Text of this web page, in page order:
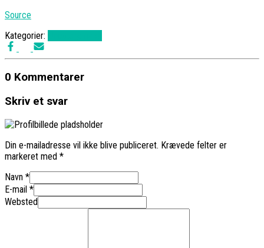
Source
Kategorier:
0 Kommentarer
Skriv et svar
Din e-mailadresse vil ikke blive publiceret. Krævede felter er
markeret med *
Navn *
E-mail *
Websted